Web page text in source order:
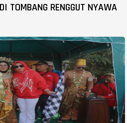
TOMBANG RENGGUT NYAWA